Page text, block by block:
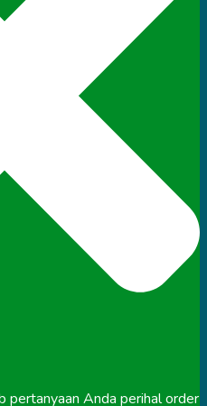
pertanyaan Anda perihal order